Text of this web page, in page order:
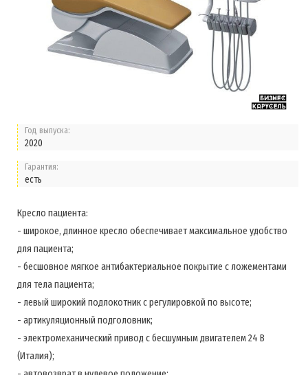
Год выпуска:
2020
Гарантия:
есть
Кресло пациента:
- широкое, длинное кресло обеспечивает максимальное удобство
для пациента;
- бесшовное мягкое антибактериальное покрытие с ложементами
для тела пациента;
- левый широкий подлокотник с регулировкой по высоте;
- артикуляционный подголовник;
- электромеханический привод с бесшумным двигателем 24 В
(Италия);